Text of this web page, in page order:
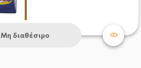
Μη διαθέσιμο